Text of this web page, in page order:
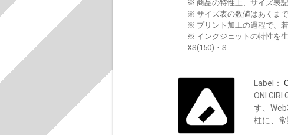
※ 商品の特性上、サイズ表
※ サイズ表の数値はあくま
※ プリント加工の過程で、
※ インクジェットの特性を
XS(150)・S
Label：
ONI
す、
柱に、